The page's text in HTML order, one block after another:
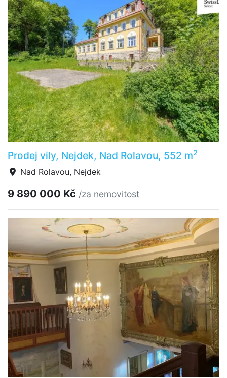
Prodej vily, Nejdek, Nad Rolavou, 552 m2
Nad Rolavou, Nejdek
9 890 000 Kč /za nemovitost